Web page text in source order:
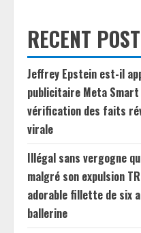
RECENT
Jeffrey Epstein est-il
publicitaire Meta Smart
vérification des faits
virale
Illégal sans vergogne
malgré son expulsion
adorable fillette de six
ballerine